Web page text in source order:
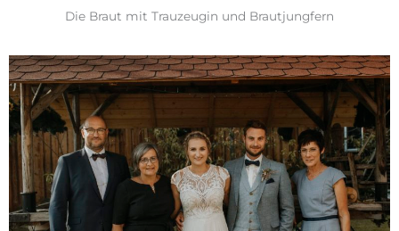
Die Braut mit Trauzeugin und Brautjungfern